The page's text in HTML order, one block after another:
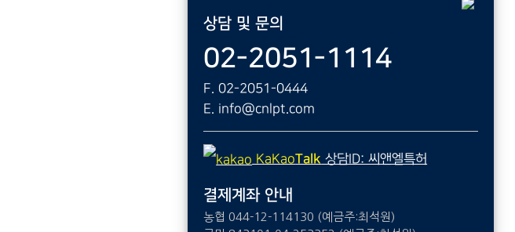
상담 및 문의
02-2051-1114
F. 02-2051-0444
E. info@cnlpt.com
KaKaoTalk 상담ID: 씨앤엘특허
결제계좌 안내
농협 044-12-114130 (예금주:최석원)